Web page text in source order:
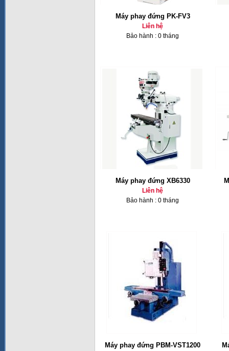
Máy phay đứng PK-FV3
Liên hệ
Bảo hành : 0 tháng
Máy phay đứng XB6330
Liên hệ
Bảo hành : 0 tháng
Máy phay đứng PBM-VST1200